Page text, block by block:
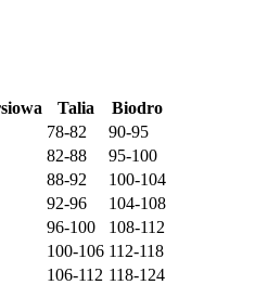
Talia
Biodro
78-82
90-95
82-88
95-100
88-92
100-104
92-96
104-108
96-100
108-112
100-106 112-118
106-112 118-124